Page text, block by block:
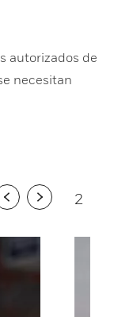
autorizados de
necesitan
2